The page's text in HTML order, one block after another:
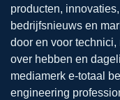
producten,
bedrijfsnieuws en
door en voor
over hebben en
mediamerk e-totaal
engineering